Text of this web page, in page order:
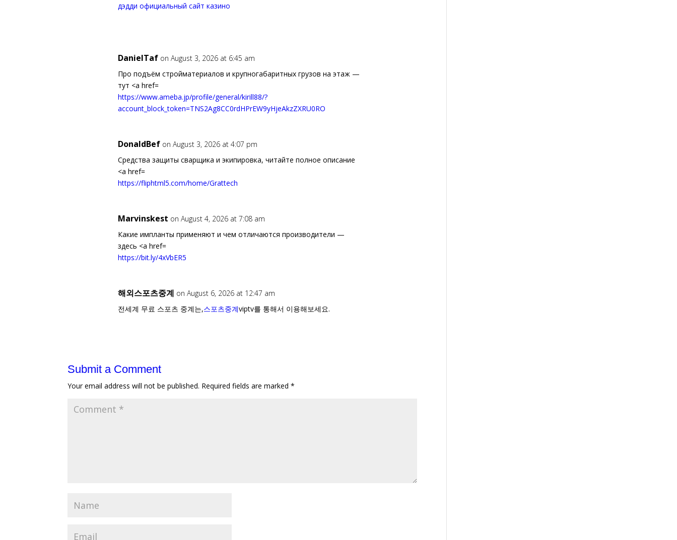
дэдди официальный сайт казино
DanielTaf on August 3, 2026 at 6:45 am
Про подъём стройматериалов и крупногабаритных грузов на этаж —
тут <a href=
https://www.ameba.jp/profile/general/kirill88/?
account_block_token=TNS2Ag8CC0rdHPrEW9yHjeAkzZXRU0RO
DonaldBef on August 3, 2026 at 4:07 pm
Средства защиты сварщика и экипировка, читайте полное описание
<a href=
https://fliphtml5.com/home/Grattech
Marvinskest on August 4, 2026 at 7:08 am
Какие импланты применяют и чем отличаются производители —
здесь <a href=
https://bit.ly/4xVbER5
해외스포츠중계 on August 6, 2026 at 12:47 am
전세계 무료 스포츠 중계는,스포츠중계viptv를 통해서 이용해보세요.
Submit a Comment
Your email address will not be published. Required fields are marked*